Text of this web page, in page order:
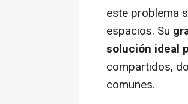
este problema
espacios. Su
solución ideal
compartidos,
comunes.